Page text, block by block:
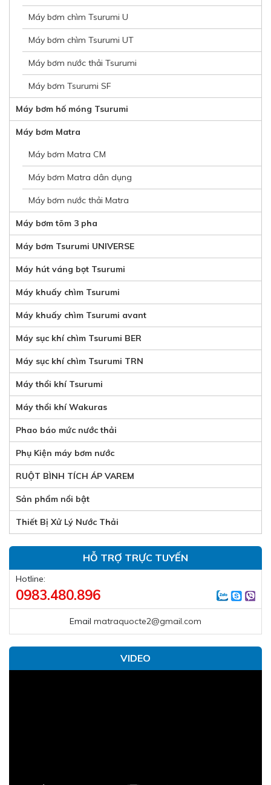
Máy bơm chìm Tsurumi U
Máy bơm chìm Tsurumi UT
Máy bơm nước thải Tsurumi
Máy bơm Tsurumi SF
Máy bơm hố móng Tsurumi
Máy bơm Matra
Máy bơm Matra CM
Máy bơm Matra dân dụng
Máy bơm nước thải Matra
Máy bơm tõm 3 pha
Máy bơm Tsurumi UNIVERSE
Máy hút váng bọt Tsurumi
Máy khuấy chìm Tsurumi
Máy khuấy chìm Tsurumi avant
Máy sục khí chìm Tsurumi BER
Máy sục khí chìm Tsurumi TRN
Máy thổi khí Tsurumi
Máy thổi khí Wakuras
Phao báo mức nước thải
Phụ Kiện máy bơm nước
RUỘT BÌNH TÍCH ÁP VAREM
Sản phẩm nổi bật
Thiết Bị Xử Lý Nước Thải
HỖ TRỢ TRỰC TUYẾN
Hotline:
0983.480.896
Email matraquocte2@gmail.com
VIDEO